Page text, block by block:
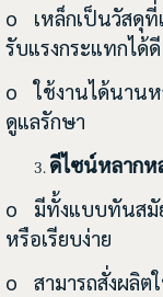
o เหล็กเป็นวัสดุที่
รับแรงกระแทกได้ดี
o ใช้งานได้นานห
ดูแลรักษา
ดีไซน์หลากห
o มีทั้งแบบทันสมั
หรือเรียบง่าย
o สามารถสั่งผลิต